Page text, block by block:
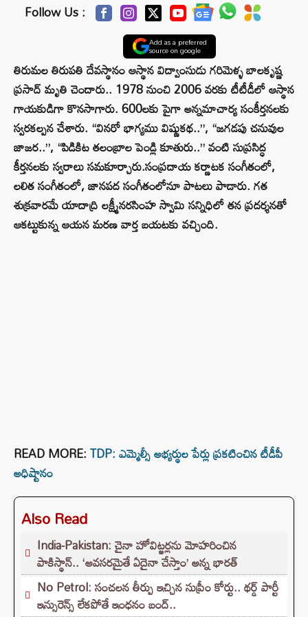
Follow Us :
Add as a preferred
source on google
తిరుమల తిరుపతి దేవస్థానం ఆస్థాన విద్వాంసుడు గరిమెళ్ళ బాలకృష్ణ
ప్రసాద్ మృతి చెందారు.. 1978 నుంచి 2006 వరకు టీటీడీలో ఆస్థాన
గాయకుడిగా కొనసాగారు. 600లకు పైగా అన్నమాచార్య సంకీర్తనలకు
స్వరకల్పన చేశారు. “వినరో భాగ్యము విష్ణుకథ..”, “జగడపు చనువుల
జాజర..”, “పిడికిట తలంబ్రాల పెండ్లి కూతురు..” వంటి సుప్రసిద్ధ
కీర్తనలకు స్వరాలు సమకూర్చారు.సంప్రదాయ కర్ణాటక సంగీతంలో,
లలిత సంగీతంలో, జానపద సంగీతంలోనూ పాటలు పాడారు. గత
శుక్రవారమే యాదాద్రి లక్ష్మీనరసింహ స్వామి సన్నిధిలో తన ప్రదర్శనతో
ఆకట్టుకున్న ఆయన మరణ వార్త బయటకు వచ్చింది.
READ MORE:TDP: ఎమ్మెల్సీ అభ్యర్థుల పేర్లు ప్రకటించిన టీడీపీ
అధిష్టానం
Also Read
India-Pakistan: చైనా హోవిట్జర్లను మోహరించిన
పాకిస్థాన్.. ‘అవసరమైతే ఏదైనా చేస్తాం’ అన్న భారత్
No Petrol: సంచలన తీర్పు ఇచ్చిన సుప్రీం కోర్టు.. థర్డ్ పార్టీ
ఇన్సురెన్స్ లేకపోతే ఇంధనం బంద్..